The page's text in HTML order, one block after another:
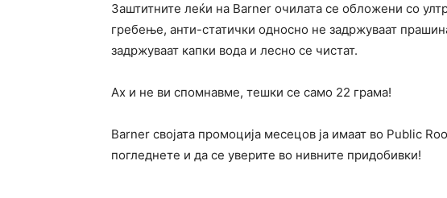
Заштитните леќи на Barner очилата се обложени со
гребење, анти-статички односно не задржуваат
задржуваат капки вода и лесно се чистат.
Ах и не ви спомнавме, тешки се само 22 грама!
Barner својата промоција месецов ја имаат во Public
погледнете и да се уверите во нивните придобивки!